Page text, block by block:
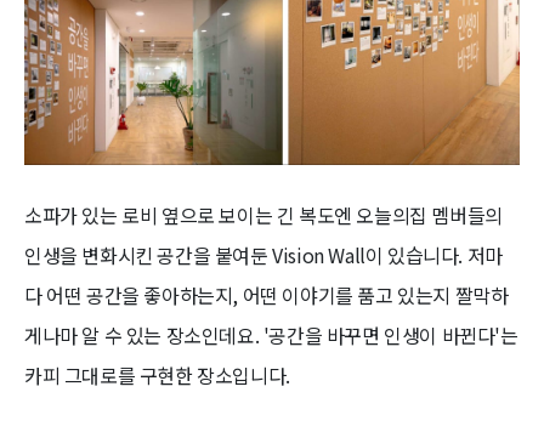
소파가 있는 로비 옆으로 보이는 긴 복도엔 오늘의집 멤버들의
인생을 변화시킨 공간을 붙여둔 Vision Wall이 있습니다. 저마
다 어떤 공간을 좋아하는지, 어떤 이야기를 품고 있는지 짤막하
게나마 알 수 있는 장소인데요. '공간을 바꾸면 인생이 바뀐다'는
카피 그대로를 구현한 장소입니다.